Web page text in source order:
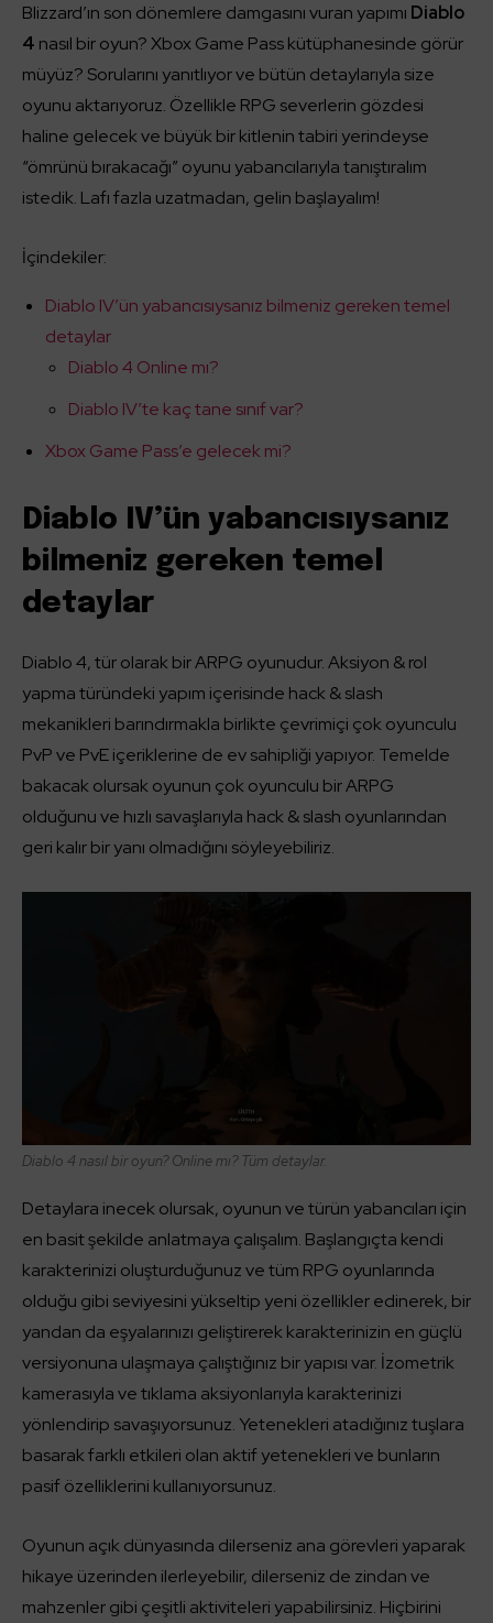
Blizzard’ın son dönemlere damgasını vuran yapımı Diablo
4 nasıl bir oyun? Xbox Game Pass kütüphanesinde görür
müyüz? Sorularını yanıtlıyor ve bütün detaylarıyla size
oyunu aktarıyoruz. Özellikle RPG severlerin gözdesi
haline gelecek ve büyük bir kitlenin tabiri yerindeyse
“ömrünü bırakacağı” oyunu yabancılarıyla tanıştıralım
istedik. Lafı fazla uzatmadan, gelin başlayalım!
İçindekiler:
Diablo IV’ün yabancısıysanız bilmeniz gereken temel
detaylar
Diablo 4 Online mı?
Diablo IV’te kaç tane sınıf var?
Xbox Game Pass’e gelecek mi?
Diablo IV’ün yabancısıysanız
bilmeniz gereken temel
detaylar
Diablo 4, tür olarak bir ARPG oyunudur. Aksiyon & rol
yapma türündeki yapım içerisinde hack & slash
mekanikleri barındırmakla birlikte çevrimiçi çok oyunculu
PvP ve PvE içeriklerine de ev sahipliği yapıyor. Temelde
bakacak olursak oyunun çok oyunculu bir ARPG
olduğunu ve hızlı savaşlarıyla hack & slash oyunlarından
geri kalır bir yanı olmadığını söyleyebiliriz.
Diablo 4 nasıl bir oyun? Online mı? Tüm detaylar.
Detaylara inecek olursak, oyunun ve türün yabancıları için
en basit şekilde anlatmaya çalışalım. Başlangıçta kendi
karakterinizi oluşturduğunuz ve tüm RPG oyunlarında
olduğu gibi seviyesini yükseltip yeni özellikler edinerek, bir
yandan da eşyalarınızı geliştirerek karakterinizin en güçlü
versiyonuna ulaşmaya çalıştığınız bir yapısı var. İzometrik
kamerasıyla ve tıklama aksiyonlarıyla karakterinizi
yönlendirip savaşıyorsunuz. Yetenekleri atadığınız tuşlara
basarak farklı etkileri olan aktif yetenekleri ve bunların
pasif özelliklerini kullanıyorsunuz.
Oyunun açık dünyasında dilerseniz ana görevleri yaparak
hikaye üzerinden ilerleyebilir, dilerseniz de zindan ve
mahzenler gibi çeşitli aktiviteleri yapabilirsiniz. Hiçbirini